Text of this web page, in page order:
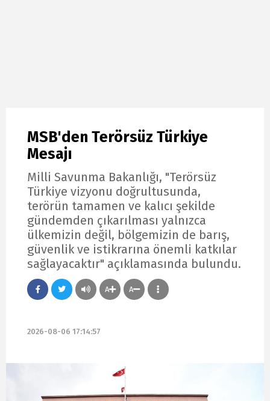
MSB'den Terörsüz Türkiye
Mesajı
Milli Savunma Bakanlığı, "Terörsüz
Türkiye vizyonu doğrultusunda,
terörün tamamen ve kalıcı şekilde
gündemden çıkarılması yalnızca
ülkemizin değil, bölgemizin de barış,
güvenlik ve istikrarına önemli katkılar
sağlayacaktır" açıklamasında bulundu.
A A
2026-08-06 17:14:57